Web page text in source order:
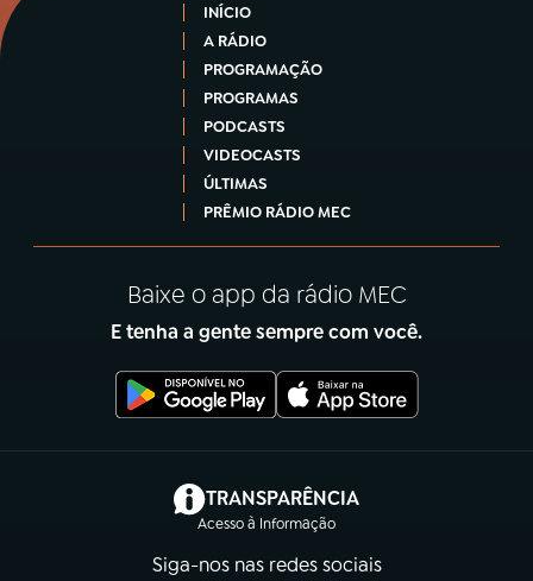
INÍCIO
A RÁDIO
PROGRAMAÇÃO
PROGRAMAS
PODCASTS
VIDEOCASTS
ÚLTIMAS
PRÊMIO RÁDIO MEC
Baixe o app da rádio MEC
E tenha a gente sempre com você.
TRANSPARÊNCIA
Acesso à Informação
(abre em nova aba)
Siga-nos nas redes sociais